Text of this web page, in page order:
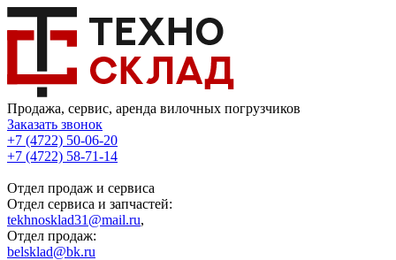
Продажа, сервис, аренда вилочных погрузчиков
Заказать звонок
+7 (4722) 50-06-20
+7 (4722) 58-71-14
Отдел продаж и сервиса
Отдел сервиса и запчастей:
tekhnosklad31@mail.ru,
Отдел продаж:
belsklad@bk.ru